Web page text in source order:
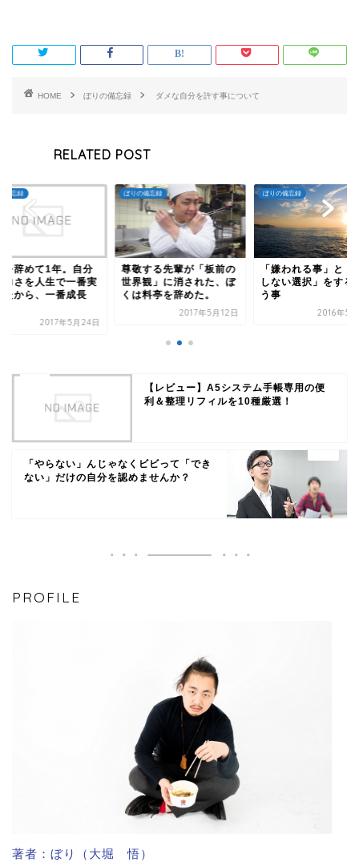
HOME ぼりの備忘録 ダメな自分を許す事について
RELATED POST
備忘録
を辞めて1年。自分
力さを人生で一番実
たから、一番成長
2017年5月24日
ぼりの備忘録
尊敬する先輩が「板前の
世界観」に消された、ぼ
くは料亭を辞めた。
2017年5月12日
ぼりの備忘録
「嫌われる事」と「
しない選択」をする
う事
2016年5
【レビュー】A5システム手帳専用の便
利＆整理リフィルを10種厳選！
「やらない」んじゃなくビビって「でき
ない」だけの自分を認めませんか？
PROFILE
著者：ぼり（大堀 悟）